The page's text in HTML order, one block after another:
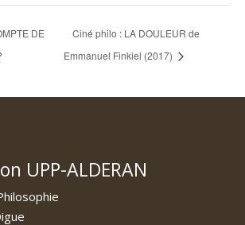
DE
Ciné philo : LA DOULEUR de
Emmanuel Finkiel (2017)
UPP-ALDERAN